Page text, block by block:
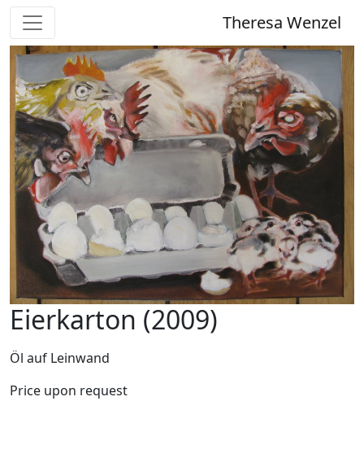
Theresa Wenzel
Eierkarton (2009)
Öl auf Leinwand
Price upon request